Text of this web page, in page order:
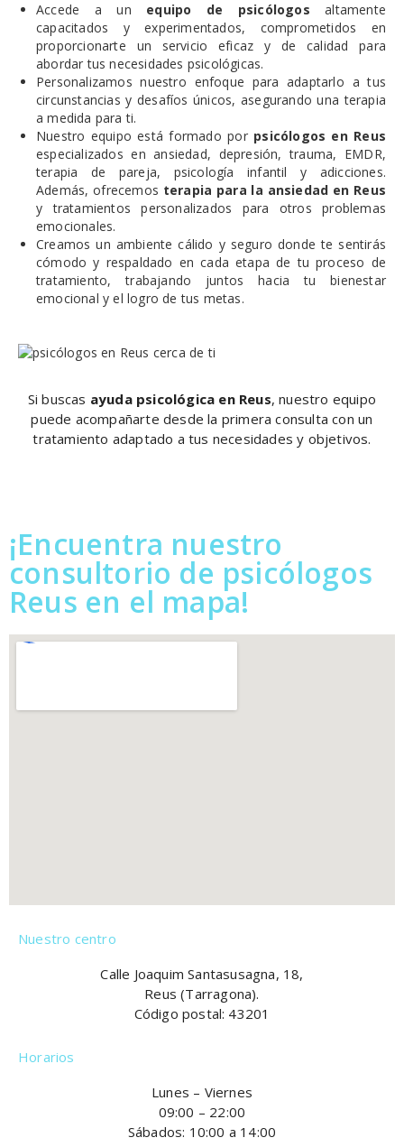
Accede a un equipo de psicólogos altamente
capacitados y experimentados, comprometidos en
proporcionarte un servicio eficaz y de calidad para
abordar tus necesidades psicológicas.
Personalizamos nuestro enfoque para adaptarlo a tus
circunstancias y desafíos únicos, asegurando una terapia
a medida para ti.
Nuestro equipo está formado por psicólogos en Reus
especializados en ansiedad, depresión, trauma, EMDR,
terapia de pareja, psicología infantil y adicciones.
Además, ofrecemos terapia para la ansiedad en Reus
y tratamientos personalizados para otros problemas
emocionales.
Creamos un ambiente cálido y seguro donde te sentirás
cómodo y respaldado en cada etapa de tu proceso de
tratamiento, trabajando juntos hacia tu bienestar
emocional y el logro de tus metas.
Si buscas ayuda psicológica en Reus, nuestro equipo
puede acompañarte desde la primera consulta con un
tratamiento adaptado a tus necesidades y objetivos.
¡Encuentra nuestro
consultorio de psicólogos
Reus en el mapa!
Nuestro centro
Calle Joaquim Santasusagna, 18,
Reus (Tarragona).
Código postal: 43201
Horarios
Lunes – Viernes
09:00 – 22:00
Sábados: 10:00 a 14:00